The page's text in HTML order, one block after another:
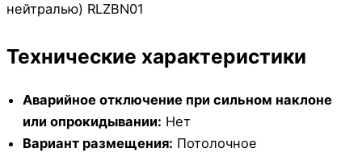
нейтралью) RLZBN01
Технические характеристики
Аварийное отключение при сильном наклоне
или опрокидывании: Нет
Вариант размещения: Потолочное